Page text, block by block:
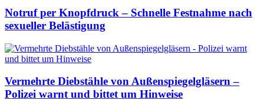
Notruf per Knopfdruck – Schnelle Festnahme nach
sexueller Belästigung
Vermehrte Diebstähle von Außenspiegelgläsern –
Polizei warnt und bittet um Hinweise